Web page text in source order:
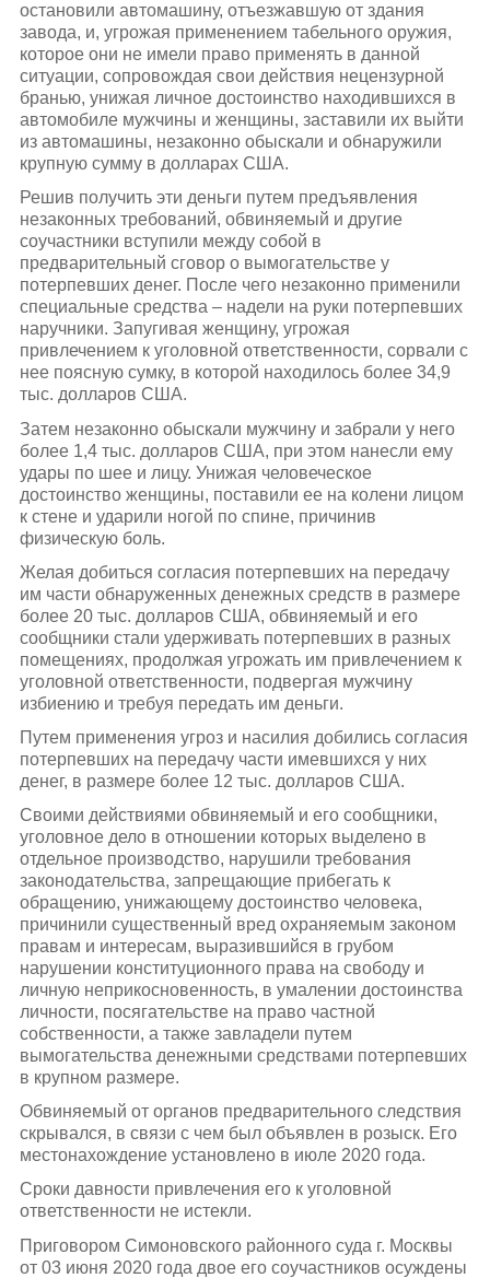
остановили автомашину, отъезжавшую от здания
завода, и, угрожая применением табельного оружия,
которое они не имели право применять в данной
ситуации, сопровождая свои действия нецензурной
бранью, унижая личное достоинство находившихся в
автомобиле мужчины и женщины, заставили их выйти
из автомашины, незаконно обыскали и обнаружили
крупную сумму в долларах США.
Решив получить эти деньги путем предъявления
незаконных требований, обвиняемый и другие
соучастники вступили между собой в
предварительный сговор о вымогательстве у
потерпевших денег. После чего незаконно применили
специальные средства – надели на руки потерпевших
наручники. Запугивая женщину, угрожая
привлечением к уголовной ответственности, сорвали с
нее поясную сумку, в которой находилось более 34,9
тыс. долларов США.
Затем незаконно обыскали мужчину и забрали у него
более 1,4 тыс. долларов США, при этом нанесли ему
удары по шее и лицу. Унижая человеческое
достоинство женщины, поставили ее на колени лицом
к стене и ударили ногой по спине, причинив
физическую боль.
Желая добиться согласия потерпевших на передачу
им части обнаруженных денежных средств в размере
более 20 тыс. долларов США, обвиняемый и его
сообщники стали удерживать потерпевших в разных
помещениях, продолжая угрожать им привлечением к
уголовной ответственности, подвергая мужчину
избиению и требуя передать им деньги.
Путем применения угроз и насилия добились согласия
потерпевших на передачу части имевшихся у них
денег, в размере более 12 тыс. долларов США.
Своими действиями обвиняемый и его сообщники,
уголовное дело в отношении которых выделено в
отдельное производство, нарушили требования
законодательства, запрещающие прибегать к
обращению, унижающему достоинство человека,
причинили существенный вред охраняемым законом
правам и интересам, выразившийся в грубом
нарушении конституционного права на свободу и
личную неприкосновенность, в умалении достоинства
личности, посягательстве на право частной
собственности, а также завладели путем
вымогательства денежными средствами потерпевших
в крупном размере.
Обвиняемый от органов предварительного следствия
скрывался, в связи с чем был объявлен в розыск. Его
местонахождение установлено в июле 2020 года.
Сроки давности привлечения его к уголовной
ответственности не истекли.
Приговором Симоновского районного суда г. Москвы
от 03 июня 2020 года двое его соучастников осуждены